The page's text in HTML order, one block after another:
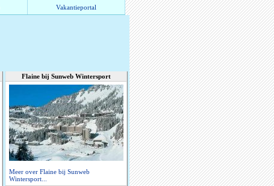
Vakantieportal
Flaine bij Sunweb Wintersport
Meer over Flaine bij Sunweb
Wintersport...